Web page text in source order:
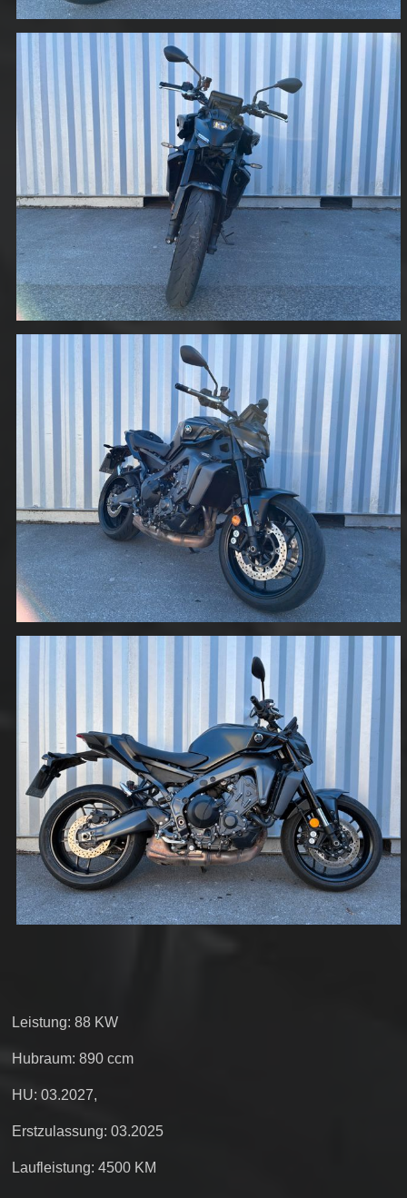
Leistung: 88 KW
Hubraum: 890 ccm
HU: 03.2027,
Erstzulassung: 03.2025
Laufleistung: 4500 KM